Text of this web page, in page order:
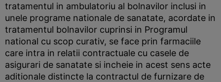
tratamentul in ambulatoriu al bolnavilor inclusi in
unele programe nationale de sanatate, acordate in
tratamentul bolnavilor cuprinsi in Programul
national cu scop curativ, se face prin farmaciile
care intra in relatii contractuale cu casele de
asigurari de sanatate si incheie in acest sens acte
aditionale distincte la contractul de furnizare de